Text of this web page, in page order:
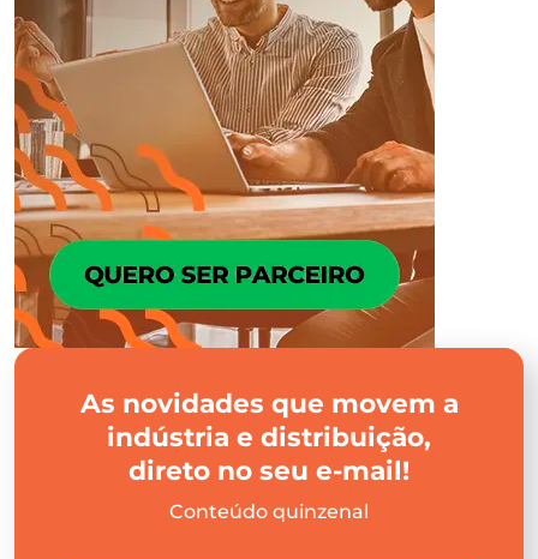
As novidades que movem a
indústria e distribuição,
direto no seu e-mail!
Conteúdo quinzenal